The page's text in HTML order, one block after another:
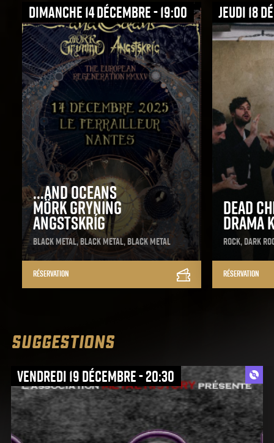
dimanche 14 décembre - 19:00
...And Oceans
MÖRK GRYNING
Angstskríg
Black Metal, Black Metal, Black Metal
Réservation
jeudi 18
Dead
Drama
Rock, Dark
Réservation
SUGGESTIONS
vendredi 19 décembre - 20:30